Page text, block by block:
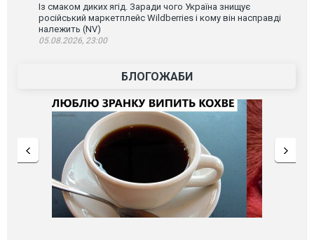
Із смаком диких ягід. Заради чого Україна знищує
російський маркетплейс Wildberries і кому він насправді
належить (NV)
05.08.2026, 23:00
БЛОГОЖАБИ